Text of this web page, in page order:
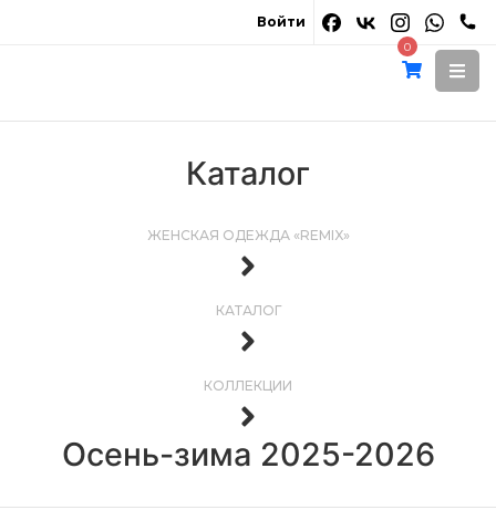
Войти
0
Каталог
ЖЕНСКАЯ ОДЕЖДА «REMIX»
КАТАЛОГ
КОЛЛЕКЦИИ
Осень-зима 2025-2026